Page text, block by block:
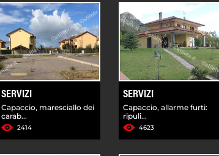
SERVIZI
Capaccio, maresciallo dei
carab...
2414
SERVIZI
Capaccio, allarme furti:
ripuli...
4623